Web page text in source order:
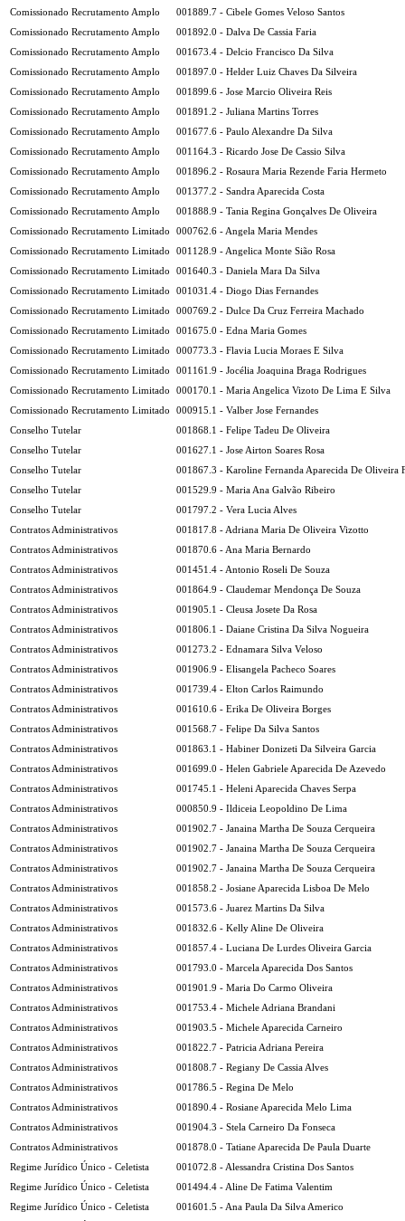
Comissionado Recrutamento Amplo
001889.7 - Cibele Gomes Veloso Santos
Comissionado Recrutamento Amplo
001892.0 - Dalva De Cassia Faria
Comissionado Recrutamento Amplo
001673.4 - Delcio Francisco Da Silva
Comissionado Recrutamento Amplo
001897.0 - Helder Luiz Chaves Da Silveira
Comissionado Recrutamento Amplo
001899.6 - Jose Marcio Oliveira Reis
Comissionado Recrutamento Amplo
001891.2 - Juliana Martins Torres
Comissionado Recrutamento Amplo
001677.6 - Paulo Alexandre Da Silva
Comissionado Recrutamento Amplo
001164.3 - Ricardo Jose De Cassio Silva
Comissionado Recrutamento Amplo
001896.2 - Rosaura Maria Rezende Faria Hermeto
Comissionado Recrutamento Amplo
001377.2 - Sandra Aparecida Costa
Comissionado Recrutamento Amplo
001888.9 - Tania Regina Gonçalves De Oliveira
Comissionado Recrutamento Limitado
000762.6 - Angela Maria Mendes
Comissionado Recrutamento Limitado
001128.9 - Angelica Monte Sião Rosa
Comissionado Recrutamento Limitado
001640.3 - Daniela Mara Da Silva
Comissionado Recrutamento Limitado
001031.4 - Diogo Dias Fernandes
Comissionado Recrutamento Limitado
000769.2 - Dulce Da Cruz Ferreira Machado
Comissionado Recrutamento Limitado
001675.0 - Edna Maria Gomes
Comissionado Recrutamento Limitado
000773.3 - Flavia Lucia Moraes E Silva
Comissionado Recrutamento Limitado
001161.9 - Jocélia Joaquina Braga Rodrigues
Comissionado Recrutamento Limitado
000170.1 - Maria Angelica Vizoto De Lima E Silva
Comissionado Recrutamento Limitado
000915.1 - Valber Jose Fernandes
Conselho Tutelar
001868.1 - Felipe Tadeu De Oliveira
Conselho Tutelar
001627.1 - Jose Airton Soares Rosa
Conselho Tutelar
001867.3 - Karoline Fernanda Aparecida De Oliveira
Conselho Tutelar
001529.9 - Maria Ana Galvão Ribeiro
Conselho Tutelar
001797.2 - Vera Lucia Alves
Contratos Administrativos
001817.8 - Adriana Maria De Oliveira Vizotto
Contratos Administrativos
001870.6 - Ana Maria Bernardo
Contratos Administrativos
001451.4 - Antonio Roseli De Souza
Contratos Administrativos
001864.9 - Claudemar Mendonça De Souza
Contratos Administrativos
001905.1 - Cleusa Josete Da Rosa
Contratos Administrativos
001806.1 - Daiane Cristina Da Silva Nogueira
Contratos Administrativos
001273.2 - Ednamara Silva Veloso
Contratos Administrativos
001906.9 - Elisangela Pacheco Soares
Contratos Administrativos
001739.4 - Elton Carlos Raimundo
Contratos Administrativos
001610.6 - Erika De Oliveira Borges
Contratos Administrativos
001568.7 - Felipe Da Silva Santos
Contratos Administrativos
001863.1 - Habiner Donizeti Da Silveira Garcia
Contratos Administrativos
001699.0 - Helen Gabriele Aparecida De Azevedo
Contratos Administrativos
001745.1 - Heleni Aparecida Chaves Serpa
Contratos Administrativos
000850.9 - Ildiceia Leopoldino De Lima
Contratos Administrativos
001902.7 - Janaina Martha De Souza Cerqueira
Contratos Administrativos
001902.7 - Janaina Martha De Souza Cerqueira
Contratos Administrativos
001902.7 - Janaina Martha De Souza Cerqueira
Contratos Administrativos
001858.2 - Josiane Aparecida Lisboa De Melo
Contratos Administrativos
001573.6 - Juarez Martins Da Silva
Contratos Administrativos
001832.6 - Kelly Aline De Oliveira
Contratos Administrativos
001857.4 - Luciana De Lurdes Oliveira Garcia
Contratos Administrativos
001793.0 - Marcela Aparecida Dos Santos
Contratos Administrativos
001901.9 - Maria Do Carmo Oliveira
Contratos Administrativos
001753.4 - Michele Adriana Brandani
Contratos Administrativos
001903.5 - Michele Aparecida Carneiro
Contratos Administrativos
001822.7 - Patricia Adriana Pereira
Contratos Administrativos
001808.7 - Regiany De Cassia Alves
Contratos Administrativos
001786.5 - Regina De Melo
Contratos Administrativos
001890.4 - Rosiane Aparecida Melo Lima
Contratos Administrativos
001904.3 - Stela Carneiro Da Fonseca
Contratos Administrativos
001878.0 - Tatiane Aparecida De Paula Duarte
Regime Jurídico Único - Celetista
001072.8 - Alessandra Cristina Dos Santos
Regime Jurídico Único - Celetista
001494.4 - Aline De Fatima Valentim
Regime Jurídico Único - Celetista
001601.5 - Ana Paula Da Silva Americo